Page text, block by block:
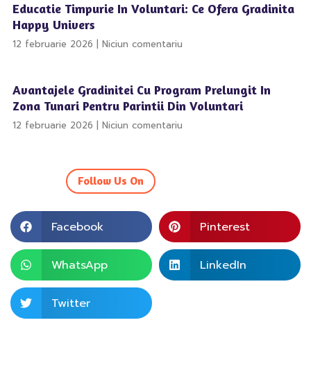
Educatie Timpurie In Voluntari: Ce Ofera Gradinita
Happy Univers
12 februarie 2026 Niciun comentariu
Avantajele Gradinitei Cu Program Prelungit In
Zona Tunari Pentru Parintii Din Voluntari
12 februarie 2026 Niciun comentariu
Follow Us On
Facebook Pinterest
WhatsApp LinkedIn
Twitter